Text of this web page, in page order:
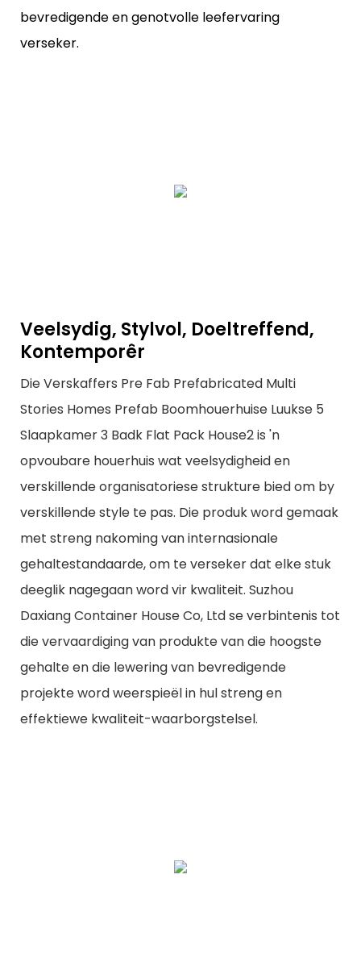
bevredigende en genotvolle leefervaring
verseker.
Veelsydig, Stylvol, Doeltreffend,
Kontemporêr
Die Verskaffers Pre Fab Prefabricated Multi
Stories Homes Prefab Boomhouerhuise Luukse 5
Slaapkamer 3 Badk Flat Pack House2 is 'n
opvoubare houerhuis wat veelsydigheid en
verskillende organisatoriese strukture bied om by
verskillende style te pas. Die produk word gemaak
met streng nakoming van internasionale
gehaltestandaarde, om te verseker dat elke stuk
deeglik nagegaan word vir kwaliteit. Suzhou
Daxiang Container House Co, Ltd se verbintenis tot
die vervaardiging van produkte van die hoogste
gehalte en die lewering van bevredigende
projekte word weerspieël in hul streng en
effektiewe kwaliteit-waarborgstelsel.